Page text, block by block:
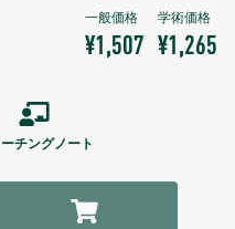
¥1,507 ¥1,265
チングノート